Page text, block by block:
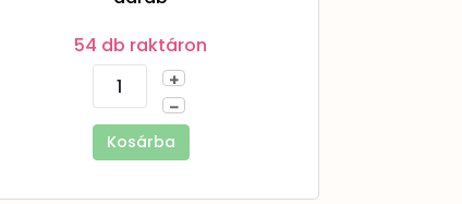
54 db raktáron
+
–
Kosárba